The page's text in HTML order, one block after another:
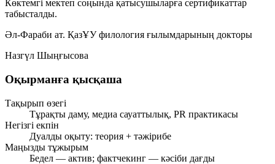
Көктемгі мектеп соңында қатысушыларға сертификаттар
табысталды.
Әл-Фараби ат. ҚазҰУ филология ғылымдарының докторы
Назгүл Шыңғысова
Оқырманға қысқаша
Тақырып өзегі
Тұрақты даму, медиа сауаттылық, PR практикасы
Негізгі екпін
Дуалды оқыту: теория + тәжірибе
Маңызды тұжырым
Бедел — актив; фактчекинг — кәсіби дағды